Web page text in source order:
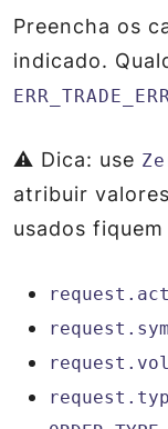
Preencha os
indicado.
⚠️ Dica: use
atribuir
usados fiquem